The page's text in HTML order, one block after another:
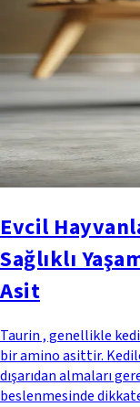
Evcil
Sağlıklı
Asit
Taurin , genellikle
bir amino asittir.
dışarıdan almaları
beslenmesinde